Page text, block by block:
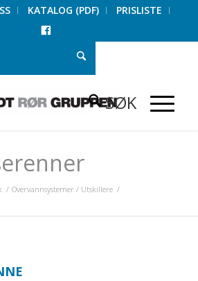
KATALOG (PDF)
PRISLISTE
/ Overvannsystemer / Utskillere /